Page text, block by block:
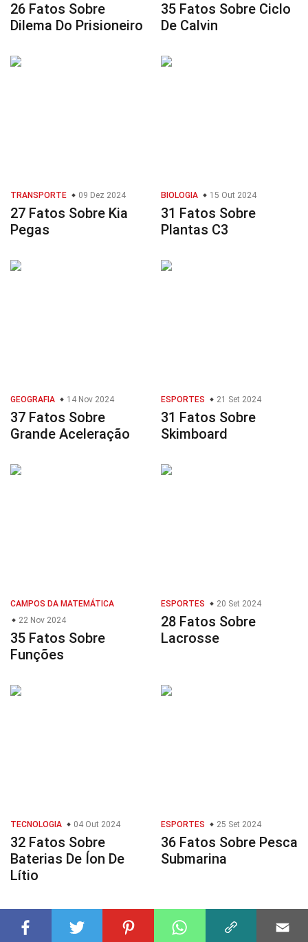
26 Fatos Sobre
Dilema Do Prisioneiro
35 Fatos Sobre Ciclo
De Calvin
TRANSPORTE 09 Dez 2024
27 Fatos Sobre Kia
Pegas
BIOLOGIA 15 Out 2024
31 Fatos Sobre
Plantas C3
GEOGRAFIA 14 Nov 2024
37 Fatos Sobre
Grande Aceleração
ESPORTES 21 Set 2024
31 Fatos Sobre
Skimboard
CAMPOS DA MATEMÁTICA
22 Nov 2024
35 Fatos Sobre
Funções
ESPORTES 20 Set 2024
28 Fatos Sobre
Lacrosse
TECNOLOGIA 04 Out 2024
32 Fatos Sobre
Baterias De Íon De
Lítio
ESPORTES 25 Set 2024
36 Fatos Sobre Pesca
Submarina